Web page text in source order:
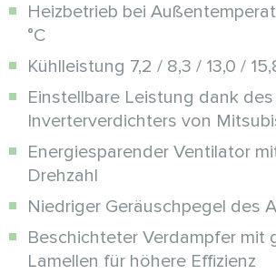
Heizbetrieb bei
°C
Kühlleistung 7,2 / 8,3 / 13,0 /
Einstellbare Leistung dank des
Inverterverdichters von
Energiesparender Ventilator
Drehzahl
Niedriger Geräuschpegel des
Beschichteter Verdampfer mit
Lamellen für höhere Effizienz